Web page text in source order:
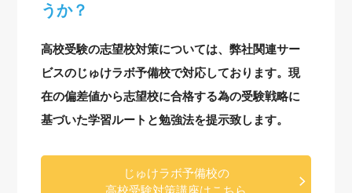
うか？
高校受験の志望校対策については、弊社関連サー
ビスのじゅけラボ予備校で対応しております。現
在の偏差値から志望校に合格する為の受験戦略に
基づいた学習ルートと勉強法を提示致します。
じゅけラボ予備校の